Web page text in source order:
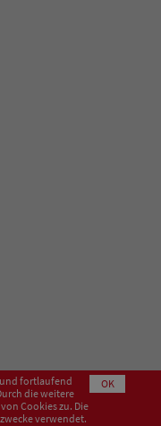
und fortlaufend
die weitere
Cookies zu. Die
verwendet.
OK